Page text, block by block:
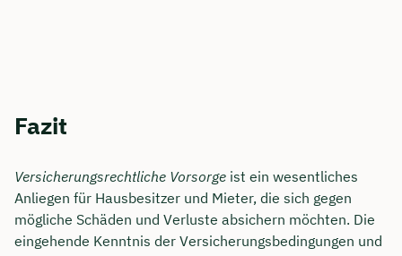
Fazit
Versicherungsrechtliche Vorsorge ist ein wesentliches
Anliegen für Hausbesitzer und Mieter, die sich gegen
mögliche Schäden und Verluste absichern möchten. Die
eingehende Kenntnis der Versicherungsbedingungen und